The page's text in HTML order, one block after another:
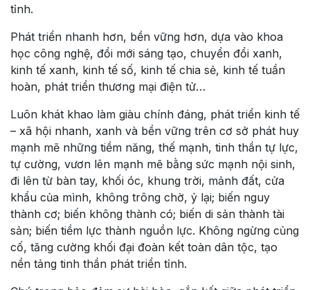
tỉnh.
Phát triển nhanh hơn, bền vững hơn, dựa vào khoa
học công nghệ, đổi mới sáng tạo, chuyển đổi xanh,
kinh tế xanh, kinh tế số, kinh tế chia sẻ, kinh tế tuần
hoàn, phát triển thương mại điện tử…
Luôn khát khao làm giàu chính đáng, phát triển kinh tế
– xã hội nhanh, xanh và bền vững trên cơ sở phát huy
mạnh mẽ những tiềm năng, thế mạnh, tinh thần tự lực,
tự cường, vươn lên mạnh mẽ bằng sức mạnh nội sinh,
đi lên từ bàn tay, khối óc, khung trời, mảnh đất, cửa
khẩu của mình, không trông chờ, ỷ lại; biến nguy
thành cơ; biến không thành có; biến di sản thành tài
sản; biến tiềm lực thành nguồn lực. Không ngừng củng
cố, tăng cường khối đại đoàn kết toàn dân tộc, tạo
nền tảng tinh thần phát triển tỉnh.